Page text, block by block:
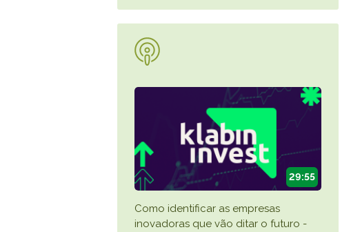
29:55
Como identificar as empresas
inovadoras que vão ditar o futuro -